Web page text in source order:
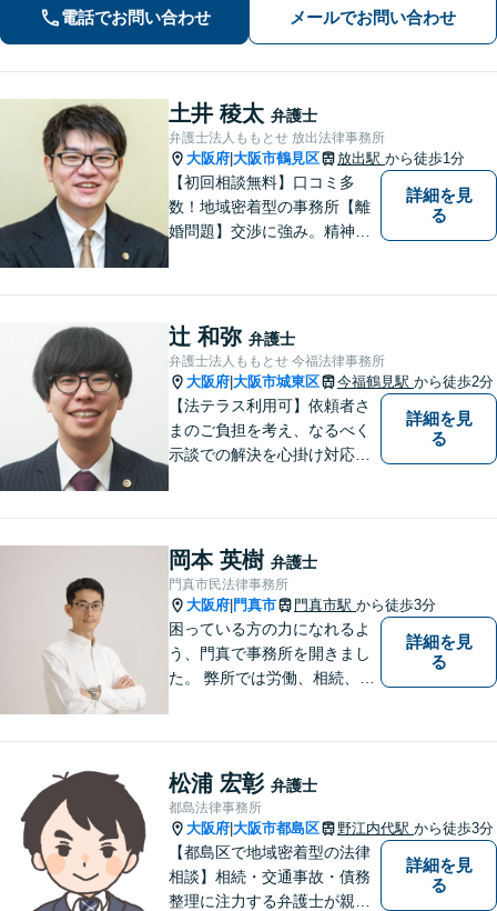
ート「刑事事件：執行猶予判決を得た
経験多数」示談交渉はお任せ！
電話でお問い合わせ メールでお問い合わせ
土井 稜太 弁護士
弁護士法人ももとせ 放出法律事務所
大阪府 大阪市鶴見区 放出駅 から徒歩1分
【初回相談無料】口コミ多
数！地域密着型の事務所【離
婚問題】交渉に強み。精神的
迅速かつ丁寧な対応を心が
け、満足度の高い解決を目指
します【放出駅1分】
詳細を見
る
辻 和弥 弁護士
弁護士法人ももとせ 今福法律事務所
大阪府 大阪市城東区 今福鶴見駅 から徒歩2分
【法テラス利用可】依頼者さ
まのご負担を考え、なるべく
示談での解決を心掛け対応い
で頼れる弁護士を目指しま
す。【休日相談可】【今福鶴
見駅2分】
詳細を見
る
岡本 英樹 弁護士
門真市民法律事務所
大阪府 門真市 門真市駅 から徒歩3分
困っている方の力になれるよ
う、門真で事務所を開きまし
た。 弊所では労働、相続、離
す。
詳細を見
る
松浦 宏彰 弁護士
都島法律事務所
大阪府 大阪市都島区 野江内代駅 から徒歩3分
【都島区で地域密着型の法律
相談】相続・交通事故・債務
整理に注力する弁護士が親身
詳細を見
る